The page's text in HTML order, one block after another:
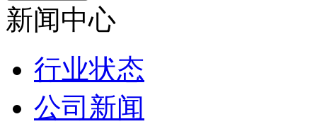
新闻中心
行业状态
公司新闻